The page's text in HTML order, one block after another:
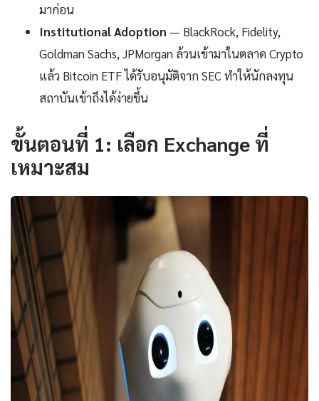
มาก่อน
Institutional Adoption — BlackRock, Fidelity,
Goldman Sachs, JPMorgan ล้วนเข้ามาในตลาด Crypto
แล้ว Bitcoin ETF ได้รับอนุมัติจาก SEC ทำให้นักลงทุน
สถาบันเข้าถึงได้ง่ายขึ้น
ขั้นตอนที่ 1: เลือก Exchange ที่
เหมาะสม